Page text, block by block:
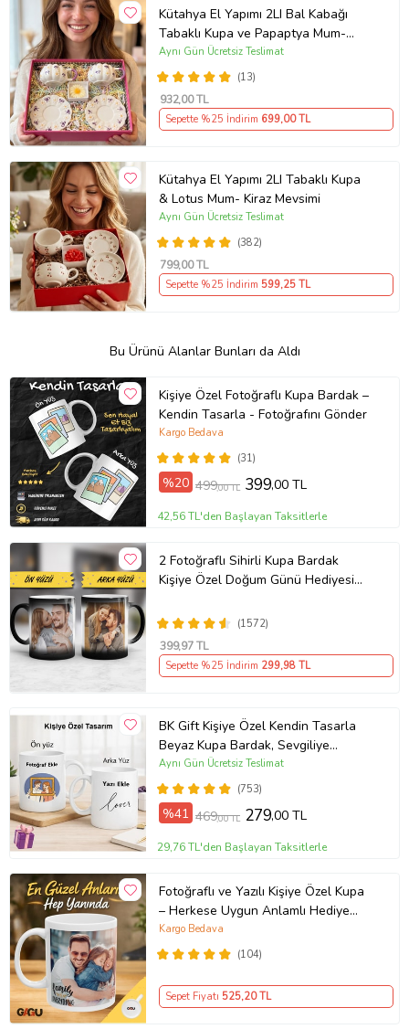
Kütahya El Yapımı 2LI Bal Kabağı
Tabaklı Kupa ve Papaptya Mum-
Papatya ve Mor Kurdela Desenli
(13)
Aynı Gün Ücretsiz Teslimat
932,00 TL
Sepette %25 İndirim 699,00 TL
Kütahya El Yapımı 2LI Tabaklı Kupa
& Lotus Mum- Kiraz Mevsimi
(382)
Aynı Gün Ücretsiz Teslimat
799,00 TL
Sepette %25 İndirim 599,25 TL
Bu Ürünü Alanlar Bunları da Aldı
Kişiye Özel Fotoğraflı Kupa Bardak –
Kendin Tasarla - Fotoğrafını Gönder
(31)
Kargo Bedava
%20 499,00 TL 399,00 TL
42,56 TL'den Başlayan Taksitlerle
2 Fotoğraflı Sihirli Kupa Bardak
Kişiye Özel Doğum Günü Hediyesi
Ablaya Abiye Kız Erkek Kardeşe
Arkadaşa Resimli Günü Yıl Dönümü
Hediyesi
(1572)
399,97 TL
Sepette %25 İndirim 299,98 TL
BK Gift Kişiye Özel Kendin Tasarla
Beyaz Kupa Bardak, Sevgiliye
Hediye, Arkadaşa Hediye, Doğum
Günü Hediyesi(753)
Aynı Gün Ücretsiz Teslimat
%41 469,00 TL 279,00 TL
29,76 TL'den Başlayan Taksitlerle
Fotoğraflı ve Yazılı Kişiye Özel Kupa
– Herkese Uygun Anlamlı Hediye
Porselen Baskılı Kupa (Beyaz)
(104)
Kargo Bedava
Sepet Fiyatı 525,20 TL